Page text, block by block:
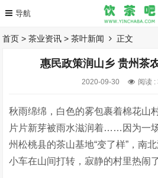
首页 >茶业资讯 >茶叶新闻 正文
惠民政策润山乡 贵州茶
2020-09-30 阅读 :
秋雨绵绵，白色的雾包裹着棉花山
片片新芽被雨水滋润着……因为一
州松桃县的茶山基地“变了样”，南
小车在山间打转，寂静的村里热闹